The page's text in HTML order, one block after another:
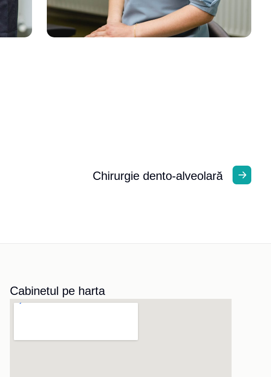
Chirurgie dento-alveolară
Cabinetul pe harta